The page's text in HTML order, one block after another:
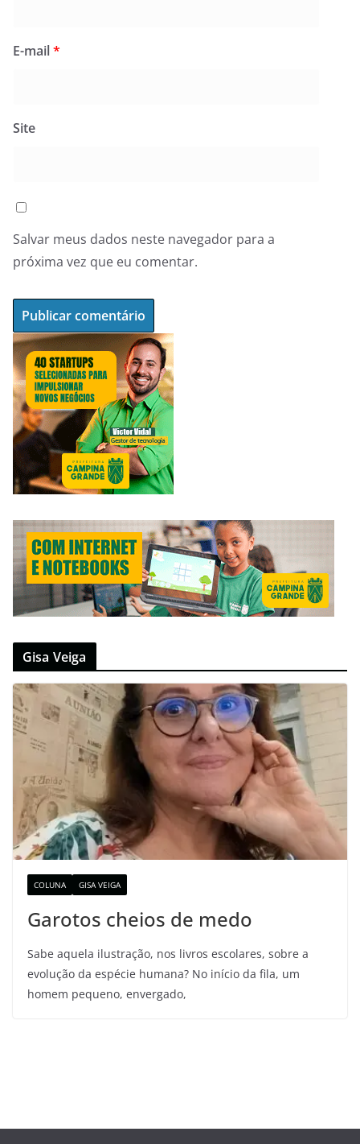
E-mail*
Site
Salvar meus dados neste navegador para a
próxima vez que eu comentar.
Gisa Veiga
COLUNA GISA VEIGA
Garotos cheios de medo
Sabe aquela ilustração, nos livros escolares, sobre a
evolução da espécie humana? No início da fila, um
homem pequeno, envergado,